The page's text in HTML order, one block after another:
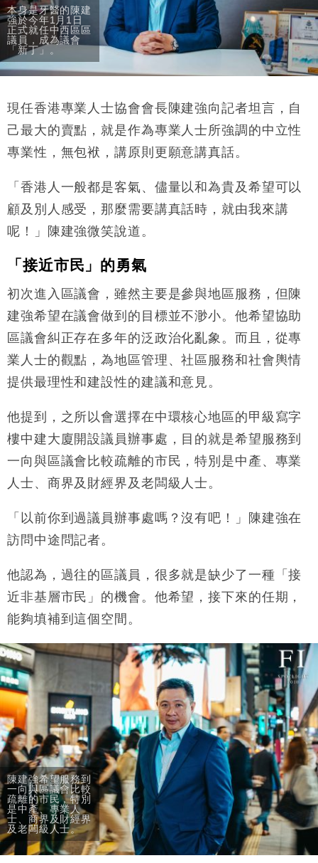
本身是牙醫的陳建
強於今年1月1日
正式就任中西區區
議員，成為議會
「新丁」。
現任香港專業人士協會會長陳建強向記者坦言，自
己最大的賣點，就是作為專業人士所強調的中立性
專業性，無包袱，講原則更願意講真話。
「香港人一般都是客氣、儘量以和為貴及希望可以
顧及別人感受，那麼需要講真話時，就由我來講
呢！」陳建強微笑說道。
「接近市民」的勇氣
初次進入區議會，雖然主要是參與地區服務，但陳
建強希望在議會做到的目標並不渺小。他希望協助
區議會糾正存在多年的泛政治化亂象。而且，從專
業人士的觀點，為地區管理、社區服務和社會輿情
提供最理性和建設性的建議和意見。
他提到，之所以會選擇在中環核心地區的甲級寫字
樓中建大廈開設議員辦事處，目的就是希望服務到
一向與區議會比較疏離的市民，特別是中產、專業
人士、商界及財經界及老闆級人士。
「以前你到過議員辦事處嗎？沒有吧！」陳建強在
訪問中途問記者。
他認為，過往的區議員，很多就是缺少了一種「接
近非基層市民」的機會。他希望，接下來的任期，
能夠填補到這個空間。
陳建強希望服務到
一向與區議會比較
疏離的市民，特別
是中產、專業人
士、商界及財經界
及老闆級人士。